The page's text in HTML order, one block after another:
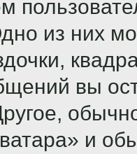
из них
вы
и